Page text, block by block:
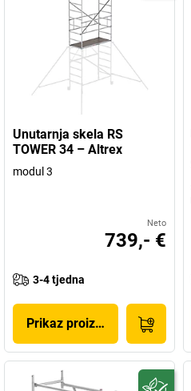
Unutarnja skela RS
TOWER 34 – Altrex
modul 3
Neto
739,- €
3-4 tjedna
Prikaz proizvoda